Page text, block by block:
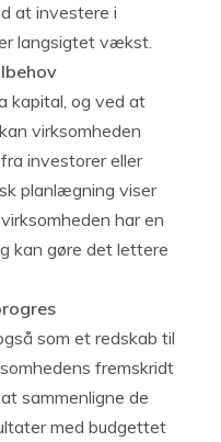
at investere i
langsigtet vækst.
og ved at
virksomheden
investorer eller
planlægning viser
har en
kan gøre det lettere
som et redskab til
fremskridt
sammenligne de
med budgettet